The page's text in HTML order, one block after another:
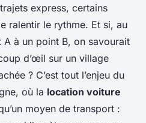
express, certains
ralentir le rythme. Et si, au
A à un point B, on savourait
d’œil sur un village
? C’est tout l’enjeu du
où la location voiture
moyen de transport :